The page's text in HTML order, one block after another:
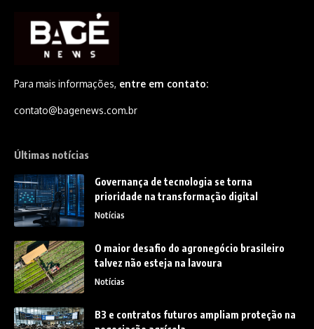
Para mais informações, entre em contato:
contato@bagenews.com.br
Últimas notícias
Governança de tecnologia se torna
prioridade na transformação digital
Notícias
O maior desafio do agronegócio brasileiro
talvez não esteja na lavoura
Notícias
B3 e contratos futuros ampliam proteção na